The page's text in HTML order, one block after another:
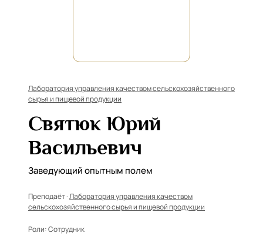
Лаборатория управления качеством сельскохозяйственного
сырья и пищевой продукции
Святюк Юрий
Васильевич
Заведующий опытным полем
Преподаёт ·Лаборатория управления качеством
сельскохозяйственного сырья и пищевой продукции
Роли:Сотрудник